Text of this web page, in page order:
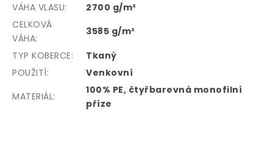
VÁHA VLASU:
2700 g/m²
CELKOVÁ
VÁHA:
3585 g/m²
TYP KOBERCE:
Tkaný
POUŽITÍ:
Venkovní
MATERIÁL:
100% PE, čtyřbarevná monofilní
příze